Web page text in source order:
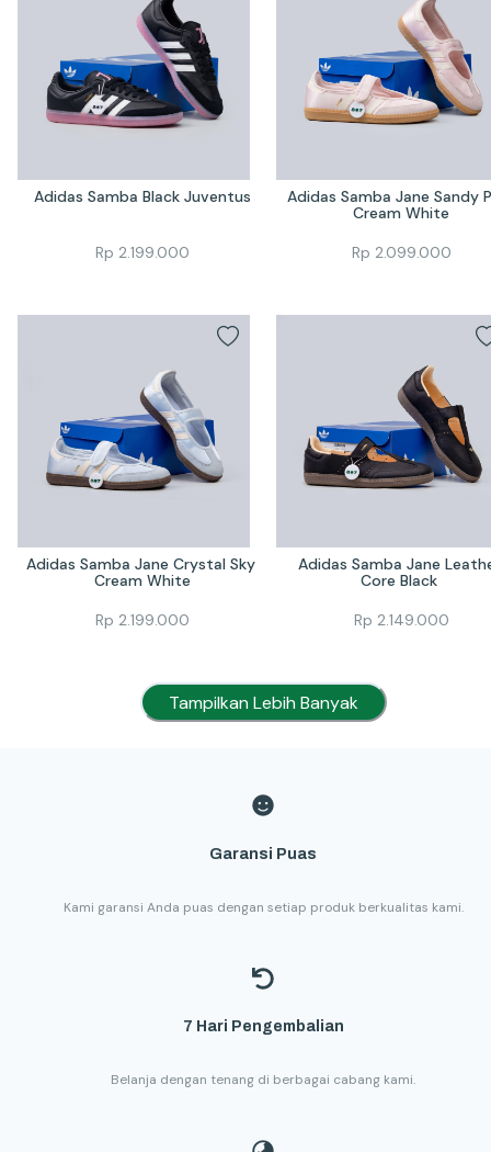
Adidas Samba Black Juventus
Rp 2.199.000
Adidas Samba Jane Sandy
Cream White
Rp 2.099.000
Adidas Samba Jane Crystal Sky
Cream White
Rp 2.199.000
Adidas Samba Jane
Core Black
Rp 2.149.000
Tampilkan Lebih Banyak
Garansi Puas
Kami garansi Anda puas dengan setiap produk berkualitas kami.
7 Hari Pengembalian
Belanja dengan tenang di berbagai cabang kami.